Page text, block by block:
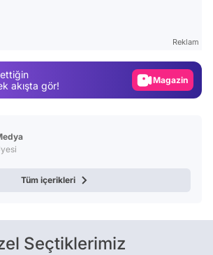
Reklam
akışta gör!
Magazin
Tüm içerikleri
Seçtiklerimiz